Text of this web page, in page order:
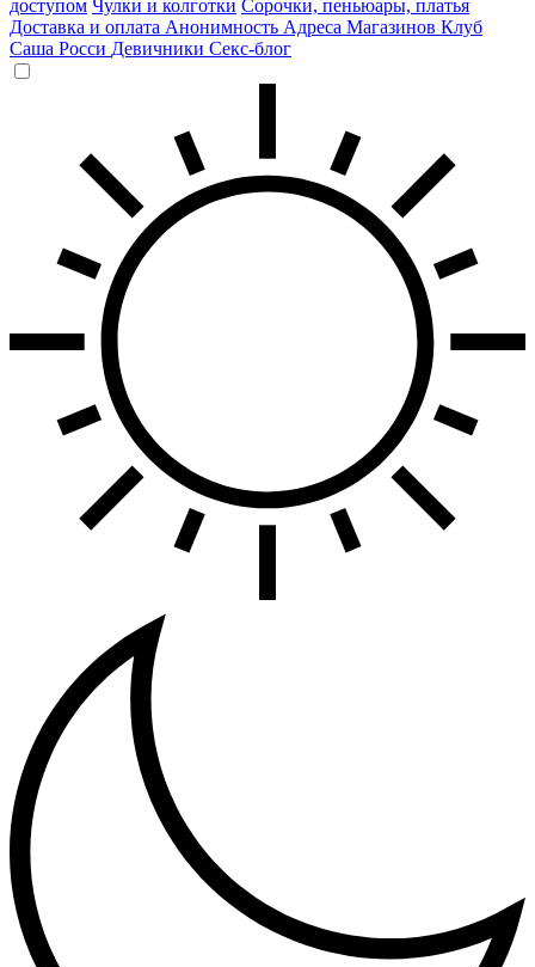
доступом Чулки и колготки Сорочки, пеньюары, платья
Доставка и оплата Анонимность Адреса Магазинов Клуб
Саша Росси Девичники Секс-блог